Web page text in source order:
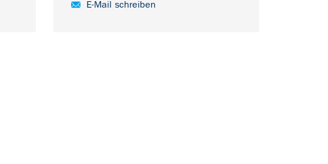
E-Mail schreiben